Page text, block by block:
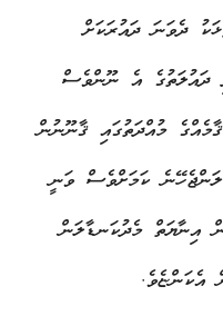
ދެވަނަ ދައުރަކަށް
ދައުލަތުގެ އެ ނޫންވެސް
މުއްދަތުގައި ޤާނޫނުން
ކަމަށްވެސް ވަނީ
އިނާޔަތް މެދުކަނޑާލަން
އެކަންޏެވެ.